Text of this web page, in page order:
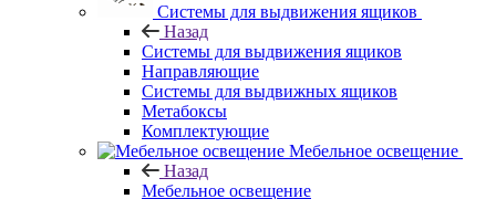
Системы для выдвижения ящиков
Назад
Системы для выдвижения ящиков
Направляющие
Системы для выдвижных ящиков
Метабоксы
Комплектующие
Мебельное освещение
Назад
Мебельное освещение